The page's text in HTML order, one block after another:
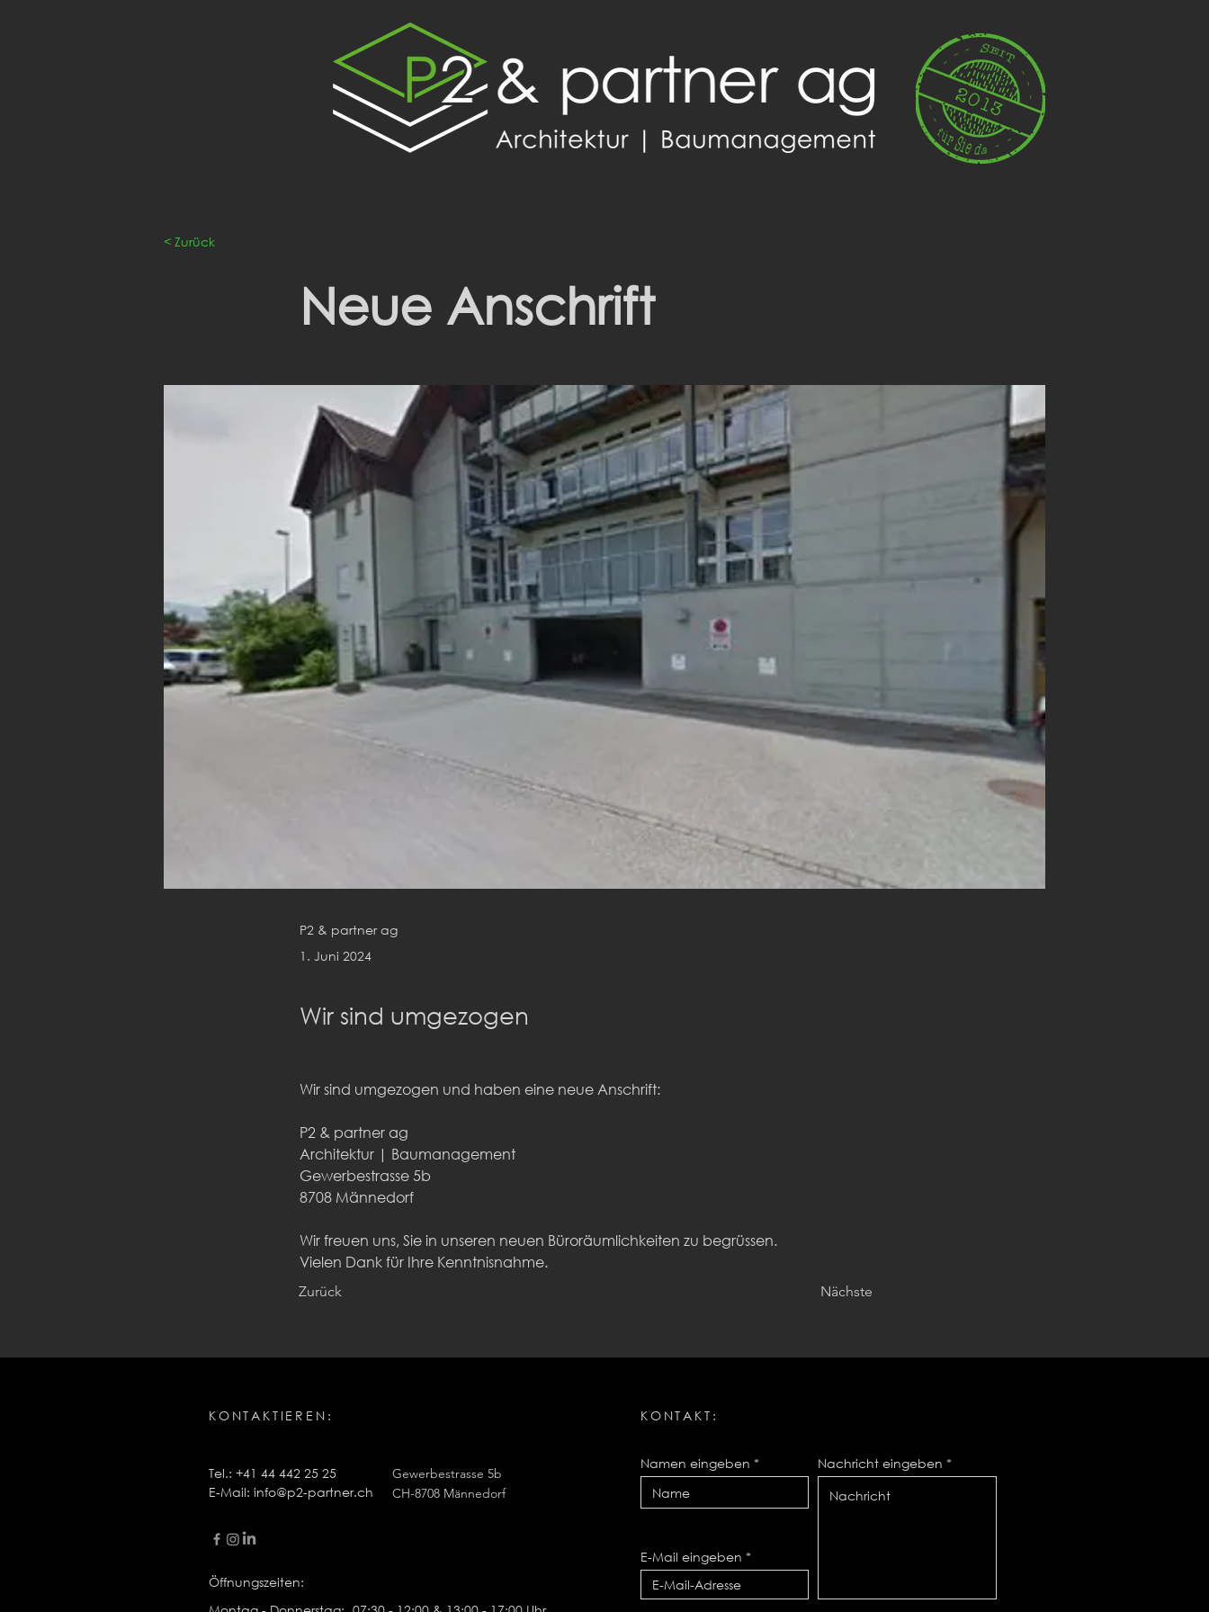
< Zurück
Neue Anschrift
P2 & partner ag
1. Juni 2024
Wir sind umgezogen
Wir sind umgezogen und haben eine neue Anschrift:
P2 & partner ag
Architektur | Baumanagement
Gewerbestrasse 5b
8708 Männedorf
Wir freuen uns, Sie in unseren neuen Büroräumlichkeiten zu begrüssen.
Vielen Dank für Ihre Kenntnisnahme.
Zurück Nächste
KONTAKTIEREN:
Tel.: +41 44 442 25 25
E-Mail: info@p2-partner.ch
Gewerbestrasse 5b
CH-8708 Männedorf
Öffnungszeiten:
KONTAKT:
Namen eingeben
E-Mail eingeben
Nachricht eingeben